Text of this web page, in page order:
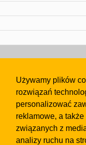
Używamy plików
rozwiązań
personalizować
reklamowe, a
związanych z
analizy ruchu na